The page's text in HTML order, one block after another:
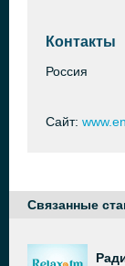
Контакты
Россия
Сайт:
Связанные